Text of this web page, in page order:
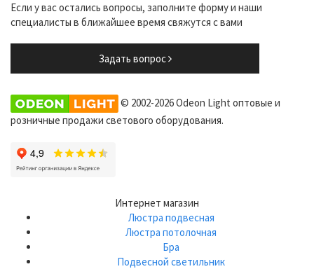
Если у вас остались вопросы, заполните форму и наши
специалисты в ближайшее время свяжутся с вами
Задать вопрос
© 2002-2026 Odeon Light оптовые и
розничные продажи светового оборудования.
Интернет магазин
Люстра подвесная
Люстра потолочная
Бра
Подвесной светильник